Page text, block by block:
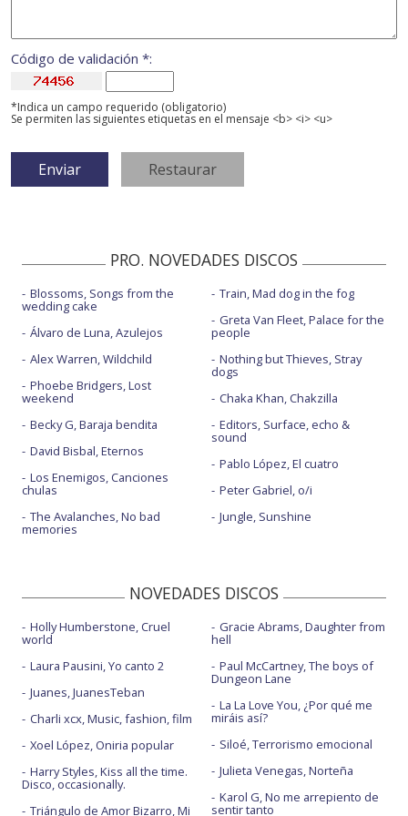
Código de validación *:
*Indica un campo requerido (obligatorio)
Se permiten las siguientes etiquetas en el mensaje <b> <i> <u>
PRO. NOVEDADES DISCOS
Blossoms, Songs from the
wedding cake
Álvaro de Luna, Azulejos
Alex Warren, Wildchild
Phoebe Bridgers, Lost
weekend
Becky G, Baraja bendita
David Bisbal, Eternos
Los Enemigos, Canciones
chulas
The Avalanches, No bad
memories
Train, Mad dog in the fog
Greta Van Fleet, Palace for the
people
Nothing but Thieves, Stray
dogs
Chaka Khan, Chakzilla
Editors, Surface, echo &
sound
Pablo López, El cuatro
Peter Gabriel, o/i
Jungle, Sunshine
NOVEDADES DISCOS
Holly Humberstone, Cruel
world
Laura Pausini, Yo canto 2
Juanes, JuanesTeban
Charli xcx, Music, fashion, film
Xoel López, Oniria popular
Harry Styles, Kiss all the time.
Disco, occasionally.
Triángulo de Amor Bizarro, Mi
Gracie Abrams, Daughter from
hell
Paul McCartney, The boys of
Dungeon Lane
La La Love You, ¿Por qué me
miráis así?
Siloé, Terrorismo emocional
Julieta Venegas, Norteña
Karol G, No me arrepiento de
sentir tanto